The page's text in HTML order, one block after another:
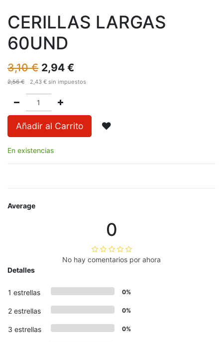
CERILLAS LARGAS
60UND
3,10€ 2,94 €
2,56€ 2,43 € sin impuestos
Añadir al Carrito
En existencias
Average
0
No hay comentarios por ahora
Detalles
1 estrellas 0%
2 estrellas 0%
3 estrellas 0%